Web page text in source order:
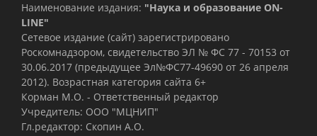
Наименование издания: "Наука и образование ON-
LINE"
Сетевое издание (сайт) зарегистрировано
Роскомнадзором, свидетельство ЭЛ № ФС 77 - 70153 от
30.06.2017 (предыдущее Эл№ФC77-49690 от 26 апреля
2012). Возрастная категория сайта 6+
Корман М.О. - Ответственный редактор
Учредитель: ООО "МЦНИП"
Гл.редактор: Скопин А.О.